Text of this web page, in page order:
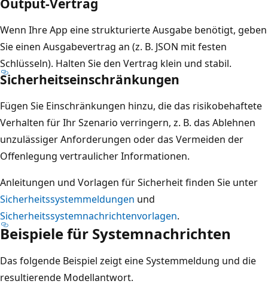
Wenn Ihre App eine strukturierte Ausgabe benötigt, geben
Sie einen Ausgabevertrag an (z. B. JSON mit festen
Schlüsseln). Halten Sie den Vertrag klein und stabil.
Sicherheitseinschränkungen
Fügen Sie Einschränkungen hinzu, die das risikobehaftete
Verhalten für Ihr Szenario verringern, z. B. das Ablehnen
unzulässiger Anforderungen oder das Vermeiden der
Offenlegung vertraulicher Informationen.
Anleitungen und Vorlagen für Sicherheit finden Sie unter
Sicherheitssystemmeldungen und
Sicherheitssystemnachrichtenvorlagen.
Beispiele für Systemnachrichten
Das folgende Beispiel zeigt eine Systemmeldung und die
resultierende Modellantwort.